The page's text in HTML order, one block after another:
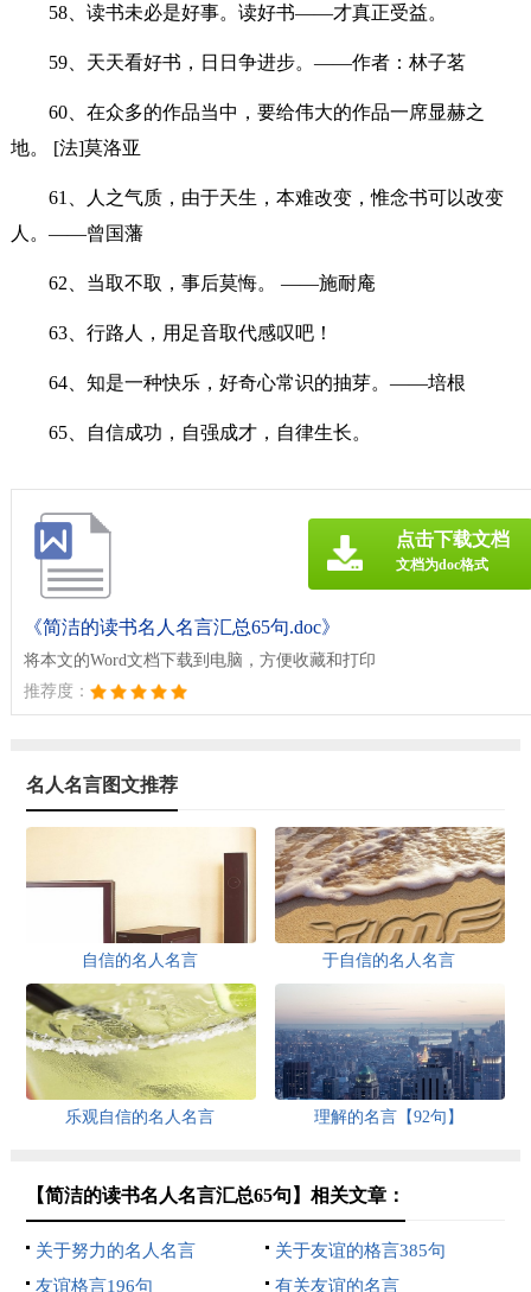
58、读书未必是好事。读好书——才真正受益。
59、天天看好书，日日争进步。——作者：林子茗
60、在众多的作品当中，要给伟大的作品一席显赫之
地。 [法]莫洛亚
61、人之气质，由于天生，本难改变，惟念书可以改变
人。——曾国藩
62、当取不取，事后莫悔。 ——施耐庵
63、行路人，用足音取代感叹吧！
64、知是一种快乐，好奇心常识的抽芽。——培根
65、自信成功，自强成才，自律生长。
《简洁的读书名人名言汇总65句.doc》
将本文的Word文档下载到电脑，方便收藏和打印
推荐度：
点击下载文档
文档为doc格式
名人名言图文推荐
自信的名人名言 于自信的名人名言
乐观自信的名人名言 理解的名言【92句】
【简洁的读书名人名言汇总65句】相关文章：
关于努力的名人名言
关于友谊的格言385句
友谊格言196句
有关友谊的名言